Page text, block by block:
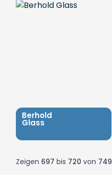
Berhold
Glass
Zeigen 697 bis 720 von 749